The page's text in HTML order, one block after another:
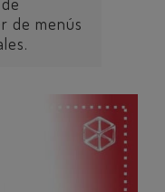
de menús